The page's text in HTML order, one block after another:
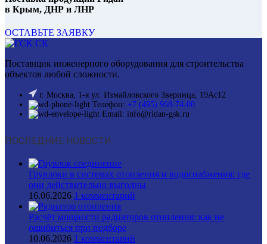
в Крым, ДНР и ЛНР
ОСТАВЬТЕ ЗАЯВКУ
Поставщик инженерного оборудования для строительства
объектов любой сложности.
г. Москва, 1-я ул. Измайловского Зверинца, 19Ас12
Телефон: +7 (495) 968-74-00
Email: info@ridan-gsk.ru
ПОСЛЕДНИЕ НОВОСТИ
Грувлоки в системах отопления и водоснабжения: где
они действительно выгодны
16.06.2026 1 комментарий
Расчёт мощности радиаторов отопления: как не
ошибиться при подборе
10.06.2026 1 комментарий